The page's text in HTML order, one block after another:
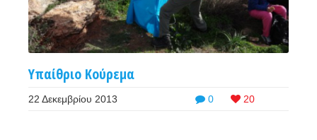
Υπαίθριο Κούρεμα
0 20
22 Δεκεμβρίου 2013